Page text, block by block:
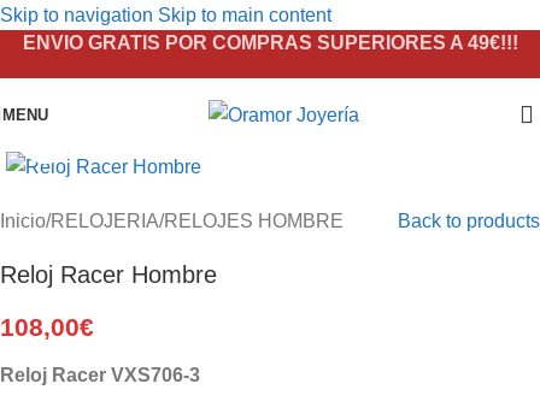
Skip to navigation Skip to main content
ENVIO GRATIS POR COMPRAS SUPERIORES A 49€!!!
MENU
Inicio/RELOJERIA/RELOJES HOMBRE Back to products
Reloj Racer Hombre
108,00€
Reloj Racer VXS706-3